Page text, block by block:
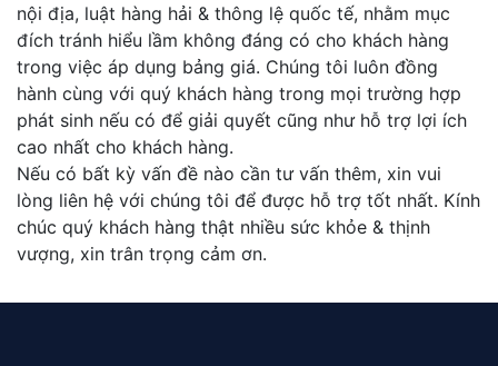
nội địa, luật hàng hải & thông lệ quốc tế, nhằm mục
đích tránh hiểu lầm không đáng có cho khách hàng
trong việc áp dụng bảng giá. Chúng tôi luôn đồng
hành cùng với quý khách hàng trong mọi trường hợp
phát sinh nếu có để giải quyết cũng như hỗ trợ lợi ích
cao nhất cho khách hàng.
Nếu có bất kỳ vấn đề nào cần tư vấn thêm, xin vui
lòng liên hệ với chúng tôi để được hỗ trợ tốt nhất. Kính
chúc quý khách hàng thật nhiều sức khỏe & thịnh
vượng, xin trân trọng cảm ơn.